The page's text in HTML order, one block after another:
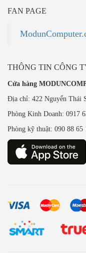
FAN PAGE
THÔNG TIN CÔNG
Cửa hàng
Địa chỉ: 422 Nguyển Thái
Phòng Kinh Doanh: 0917
Phòng kỹ thuật: 090 88 65